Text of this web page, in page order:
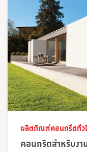
ผลิตภัณฑ์คอนกรีตทั่ว
คอนกรีตสำหรับง